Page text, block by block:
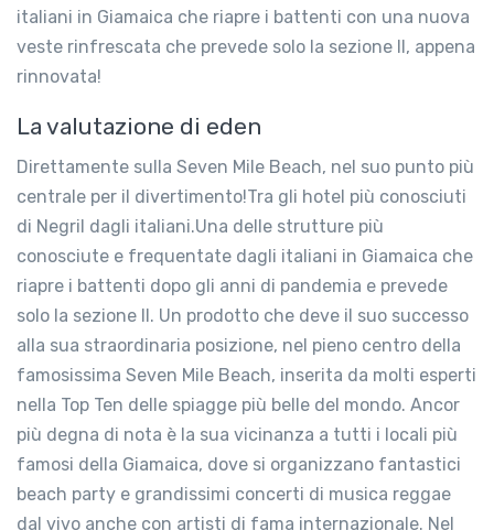
italiani in Giamaica che riapre i battenti con una nuova
veste rinfrescata che prevede solo la sezione II, appena
rinnovata!
La valutazione di eden
Direttamente sulla Seven Mile Beach, nel suo punto più
centrale per il divertimento!Tra gli hotel più conosciuti
di Negril dagli italiani.Una delle strutture più
conosciute e frequentate dagli italiani in Giamaica che
riapre i battenti dopo gli anni di pandemia e prevede
solo la sezione II. Un prodotto che deve il suo successo
alla sua straordinaria posizione, nel pieno centro della
famosissima Seven Mile Beach, inserita da molti esperti
nella Top Ten delle spiagge più belle del mondo. Ancor
più degna di nota è la sua vicinanza a tutti i locali più
famosi della Giamaica, dove si organizzano fantastici
beach party e grandissimi concerti di musica reggae
dal vivo anche con artisti di fama internazionale. Nel